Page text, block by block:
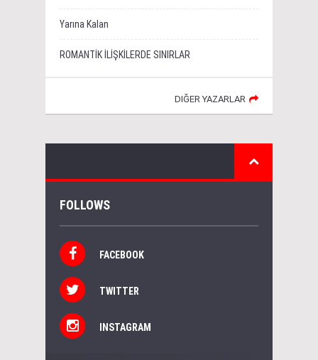
Yarına Kalan
ROMANTİK İLİŞKİLERDE SINIRLAR
DIĞER YAZARLAR
FOLLOWS
FACEBOOK
TWITTER
INSTAGRAM